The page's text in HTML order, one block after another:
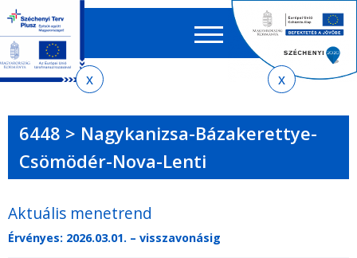
menetrendkeresőhöz
almenühöz
tartalomra
oldaltérképre
EN HU
űrlap
6448 > Nagykanizsa-Bázakerettye-
Csömödér-Nova-Lenti
Aktuális menetrend
Érvényes: 2026.03.01. – visszavonásig